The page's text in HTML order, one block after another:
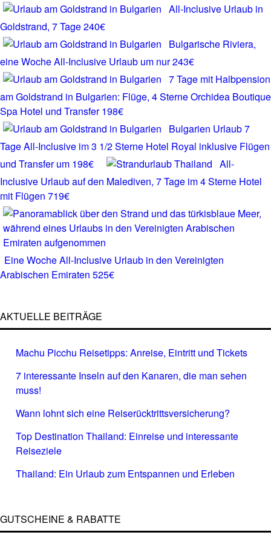
All-Inclusive Urlaub in
Goldstrand, 7 Tage 240€
Bulgarische Riviera,
eine Woche All-Inclusive Urlaub um nur 243€
7 Tage mit Halbpension
am Goldstrand in Bulgarien: Flüge, 4 Sterne Orchidea Boutique
Spa Hotel und Transfer 198€
Bulgarien Urlaub 7
Tage All-Inclusive im 3 1/2 Sterne Hotel Royal inklusive Flügen
und Transfer um 198€
All-
Inclusive Urlaub auf den Malediven, 7 Tage im 4 Sterne Hotel
mit Flügen 719€
Eine Woche All-Inclusive Urlaub in den Vereinigten
Arabischen Emiraten 525€
AKTUELLE BEITRÄGE
Machu Picchu Reisetipps: Anreise, Eintritt und Tickets
7 interessante Inseln auf den Kanaren, die man sehen
muss!
Wann lohnt sich eine Reiserücktrittsversicherung?
Top Destination Thailand: Einreise und interessante
Reiseziele
Thailand: Ein Urlaub zum Entspannen und Erleben
GUTSCHEINE & RABATTE